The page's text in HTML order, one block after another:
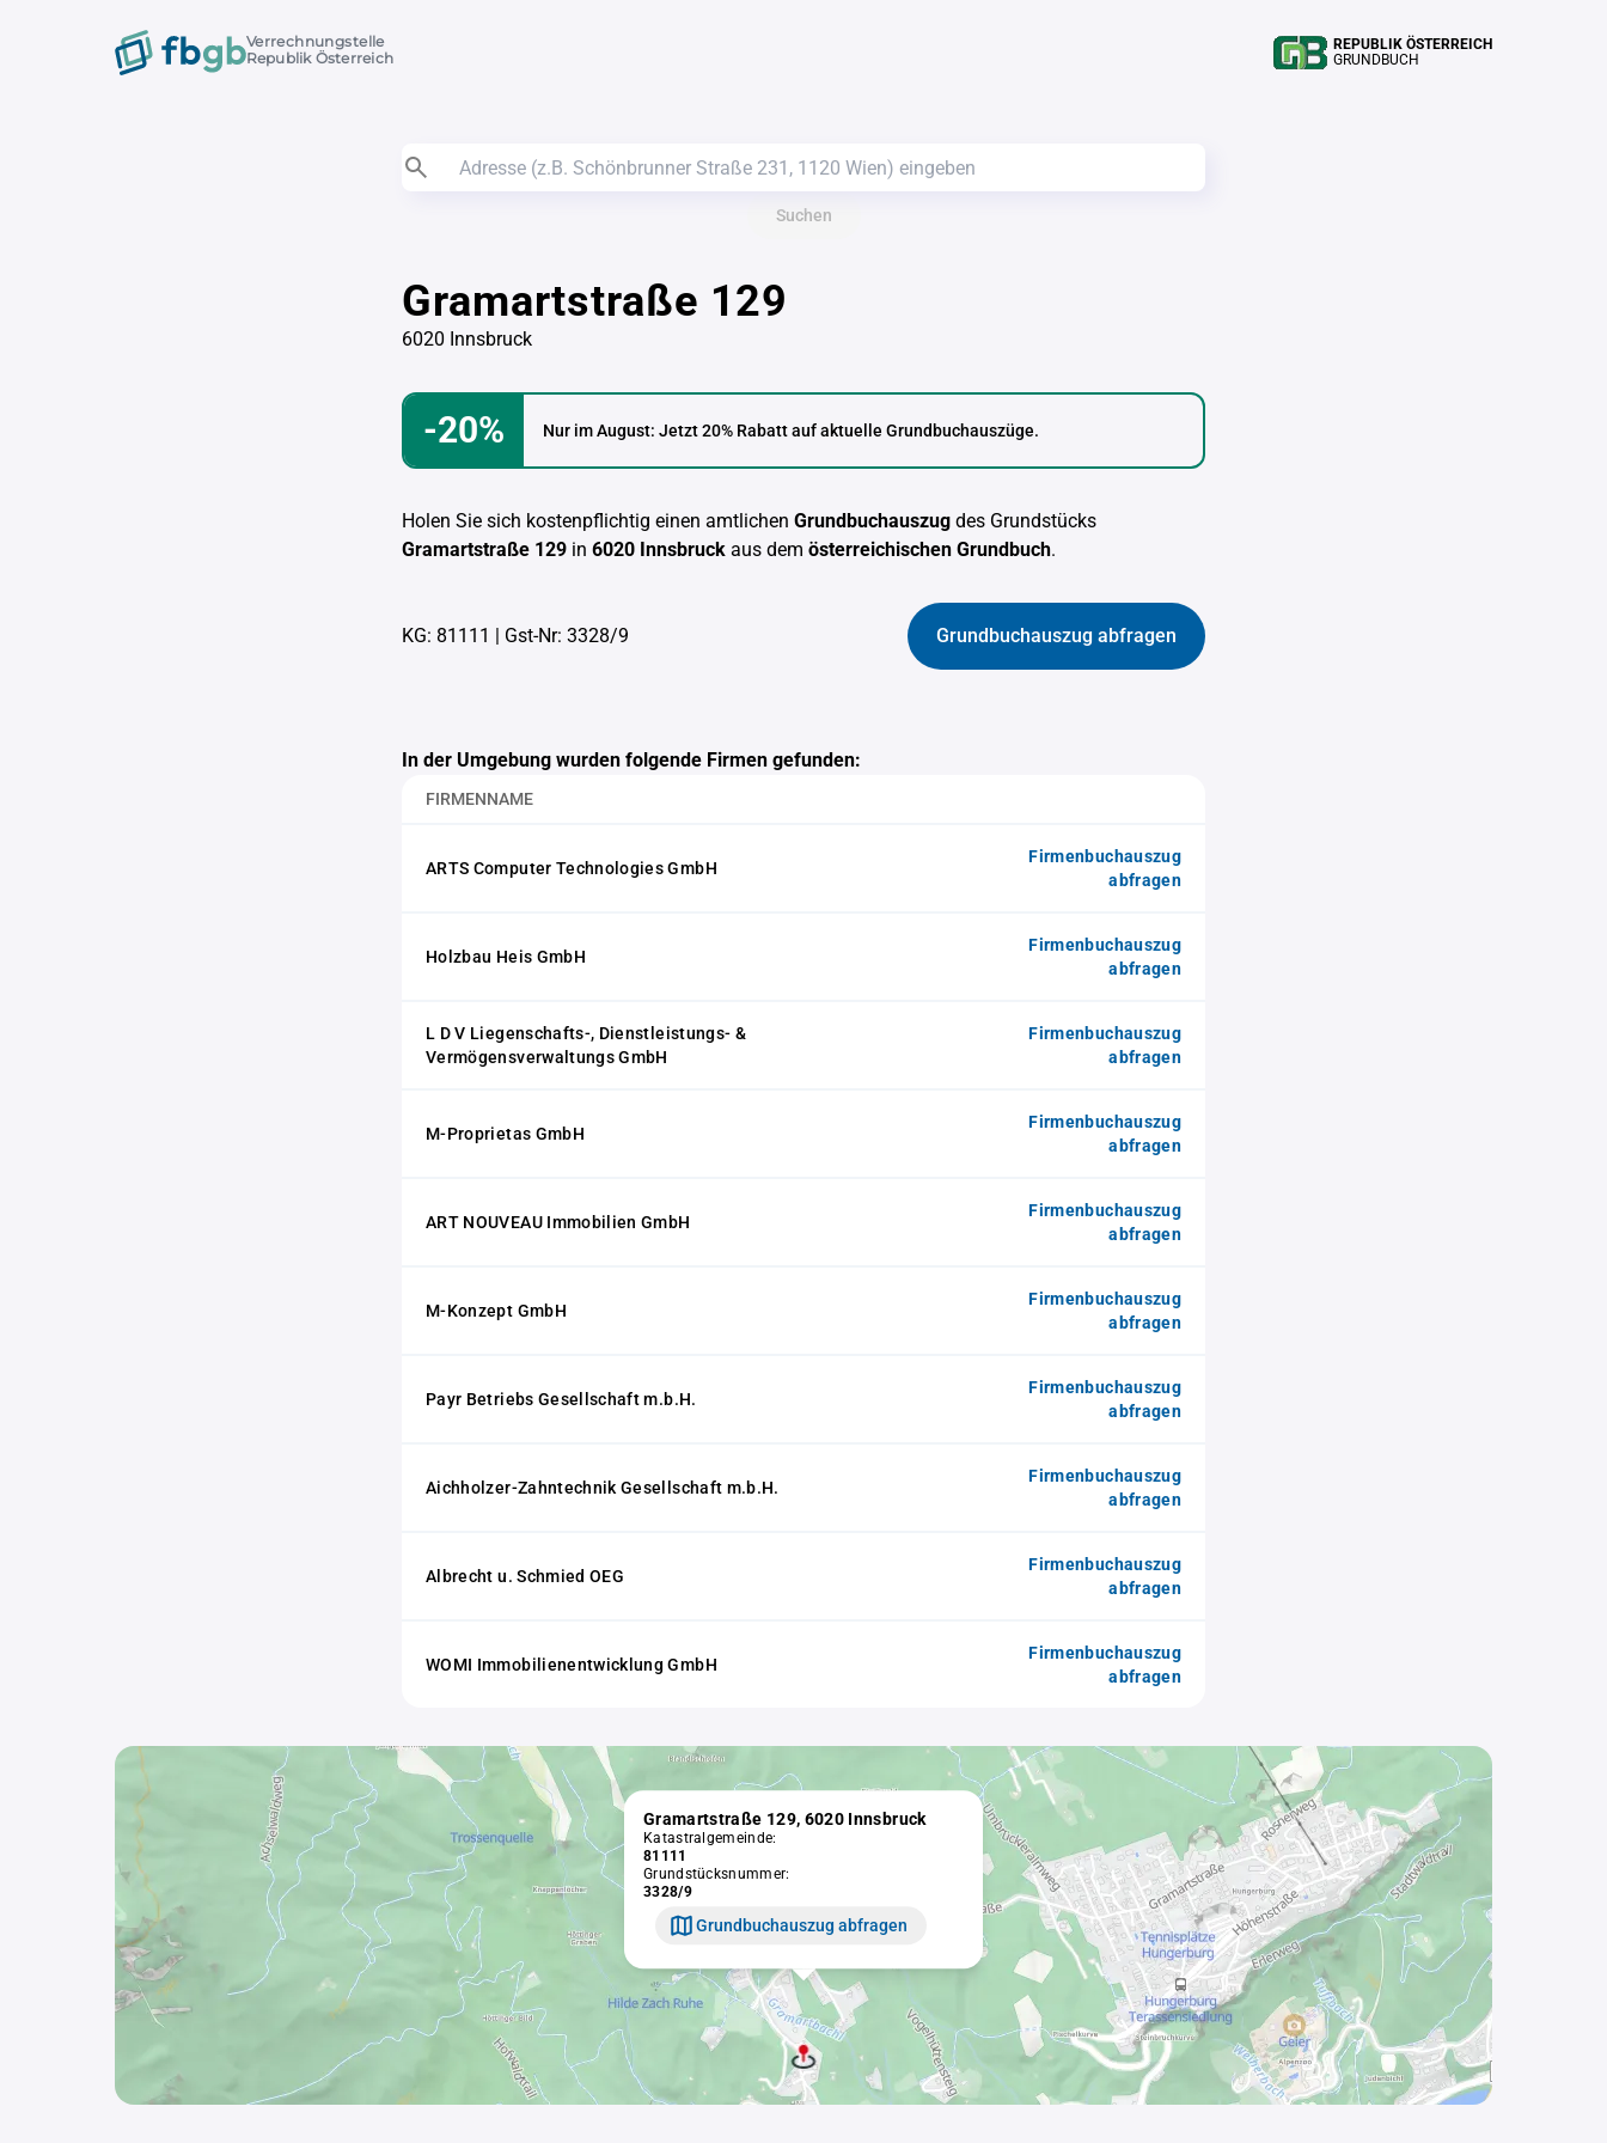
Verrechnungstelle
Republik Österreich
REPUBLIK ÖSTERREICH
GRUNDBUCH
Suchen
Gramartstraße 129
6020 Innsbruck
-20% Nur im August: Jetzt 20% Rabatt auf aktuelle Grundbuchauszüge.
Holen Sie sich kostenpflichtig einen amtlichen Grundbuchauszug des Grundstücks
Gramartstraße 129 in 6020 Innsbruck aus dem österreichischen Grundbuch.
KG: 81111 | Gst-Nr: 3328/9 Grundbuchauszug abfragen
In der Umgebung wurden folgende Firmen gefunden:
FIRMENNAME
ARTS Computer Technologies GmbH
Firmenbuchauszug
abfragen
Holzbau Heis GmbH
Firmenbuchauszug
abfragen
L D V Liegenschafts-, Dienstleistungs- &
Vermögensverwaltungs GmbH
Firmenbuchauszug
abfragen
M-Proprietas GmbH
Firmenbuchauszug
abfragen
ART NOUVEAU Immobilien GmbH
Firmenbuchauszug
abfragen
M-Konzept GmbH
Firmenbuchauszug
abfragen
Payr Betriebs Gesellschaft m.b.H.
Firmenbuchauszug
abfragen
Aichholzer-Zahntechnik Gesellschaft m.b.H.
Firmenbuchauszug
abfragen
Albrecht u. Schmied OEG
Firmenbuchauszug
abfragen
WOMI Immobilienentwicklung GmbH
Firmenbuchauszug
abfragen
Gramartstraße 129, 6020 Innsbruck
Katastralgemeinde:
81111
Grundstücksnummer:
3328/9
Grundbuchauszug abfragen